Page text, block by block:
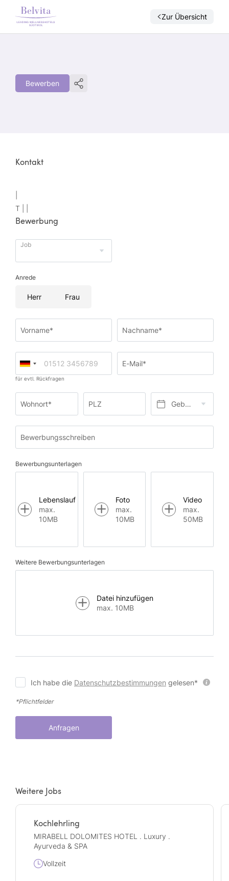
Zur Übersicht
Bewerben
Kontakt
T |
Bewerbung
Job
Anrede
Herr Frau
Vorname* Nachname*
für evtl. Rückfragen
E-Mail*
Wohnort* PLZ Geburtsdatum*
Bewerbungsschreiben
Bewerbungsunterlagen
Lebenslauf
max.
10MB
Foto
max.
10MB
Video
max.
50MB
Weitere Bewerbungsunterlagen
Datei hinzufügen
max. 10MB
Ich habe die Datenschutzbestimmungen gelesen*
*Pflichtfelder
Anfragen
Weitere Jobs
Kochlehrling
MIRABELL DOLOMITES HOTEL . Luxury .
Ayurveda & SPA
Vollzeit